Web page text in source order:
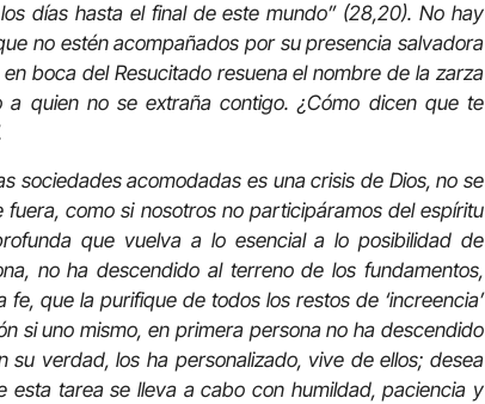
días hasta el final de este mundo” (28,20). No hay
no estén acompañados por su presencia salvadora
boca del Resucitado resuena el nombre de la zarza
a quien no se extraña contigo. ¿Cómo dicen que te
sociedades acomodadas es una crisis de Dios, no se
como si nosotros no participáramos del espíritu
que vuelva a lo esencial a lo posibilidad de
no ha descendido al terreno de los fundamentos,
que la purifique de todos los restos de ‘increencia’
si uno mismo, en primera persona no ha descendido
verdad, los ha personalizado, vive de ellos; desea
esta tarea se lleva a cabo con humildad, paciencia y